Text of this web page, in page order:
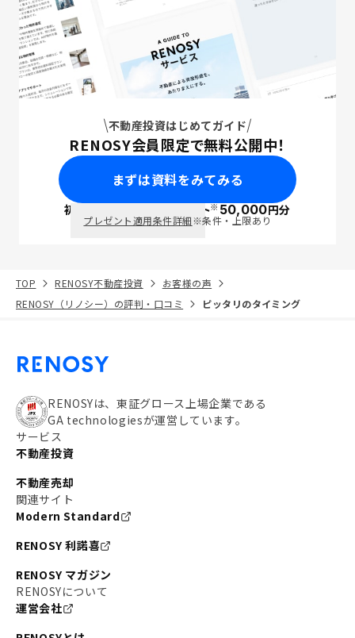
不動産投資はじめてガイド
RENOSY会員限定で無料公開中！
まずは資料をみてみる
初回面談で ポイント※50,000円分
プレゼント適用条件詳細※条件・上限あり
TOP RENOSY不動産投資
お客様の声
RENOSY（リノシー）の評判・口コミ
ピッタリのタイミング
RENOSYは、東証グロース上場企業である
GA technologiesが運営しています。
サービス
不動産投資
不動産売却
関連サイト
Modern Standard
RENOSY 利諾喜
RENOSY マガジン
RENOSYについて
運営会社